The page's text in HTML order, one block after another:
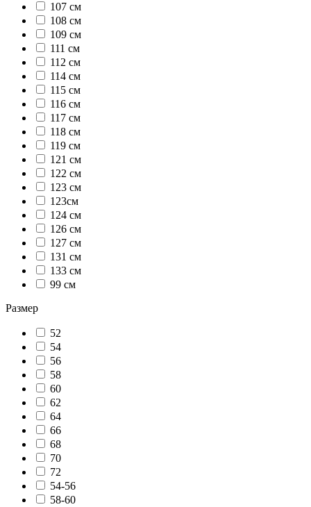
107 см
108 см
109 см
111 см
112 см
114 см
115 см
116 см
117 см
118 см
119 см
121 см
122 см
123 см
123см
124 см
126 см
127 см
131 см
133 см
99 см
Размер
52
54
56
58
60
62
64
66
68
70
72
54-56
58-60